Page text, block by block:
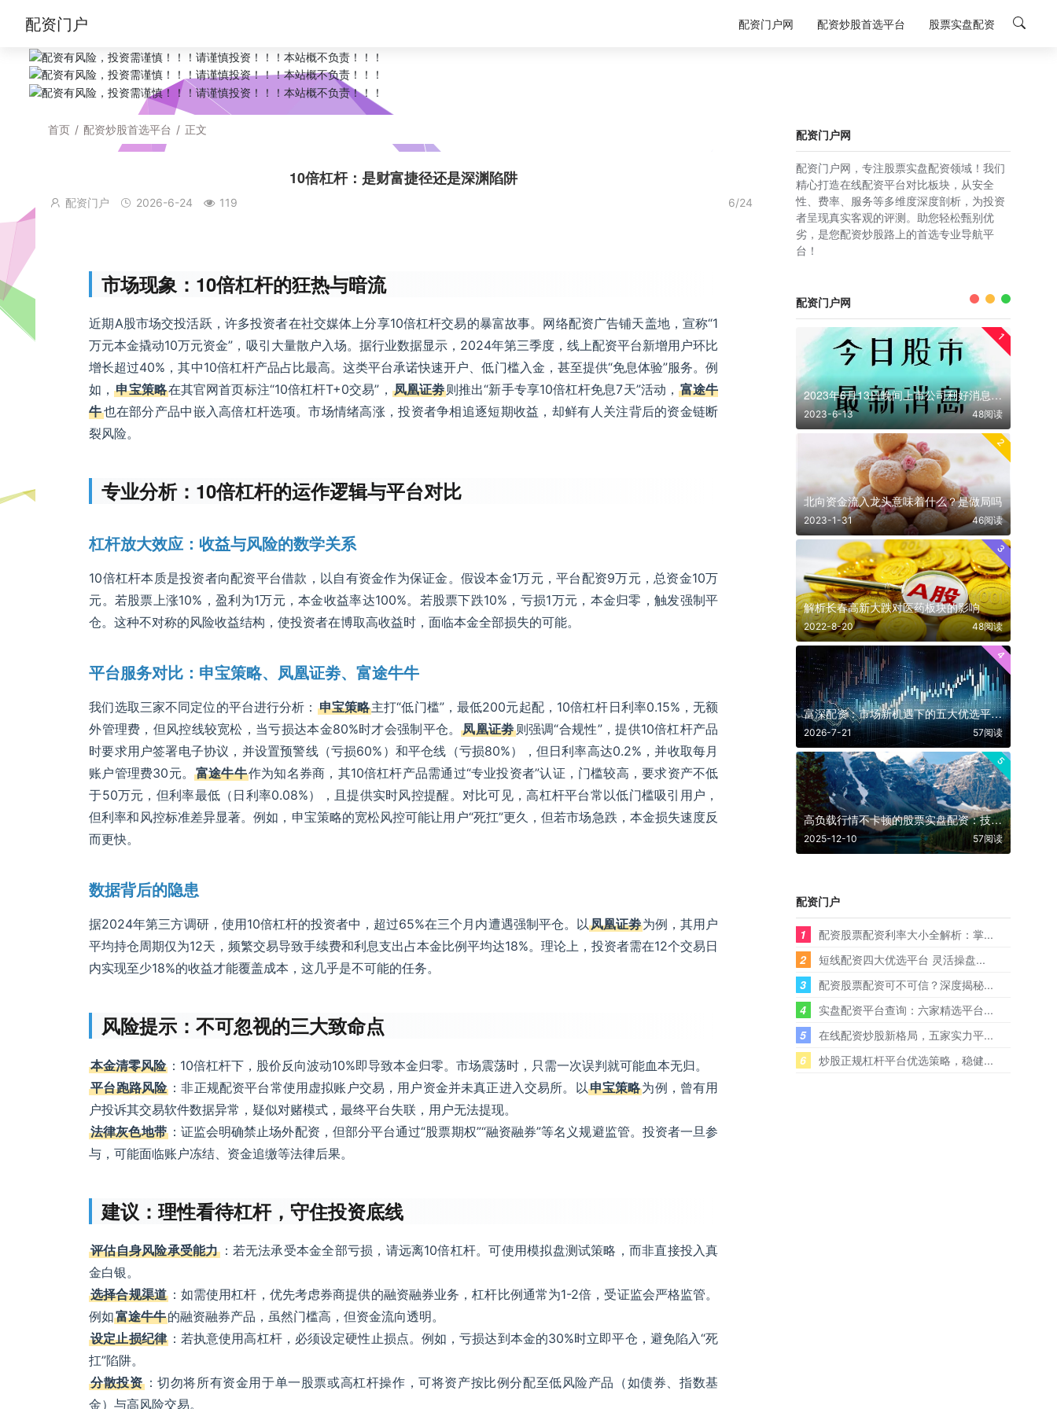
配资门户 配资门户网 配资炒股首选平台 股票实盘配资
首页 / 配资炒股首选平台 / 正文
10倍杠杆：是财富捷径还是深渊陷阱
配资门户 2026-6-24 119 6/24
市场现象：10倍杠杆的狂热与暗流
近期A股市场交投活跃，许多投资者在社交媒体上分享10倍杠杆交易的暴富故事。网络配资广告铺天盖地，宣称“1
万元本金撬动10万元资金”，吸引大量散户入场。据行业数据显示，2024年第三季度，线上配资平台新增用户环比
增长超过40%，其中10倍杠杆产品占比最高。这类平台承诺快速开户、低门槛入金，甚至提供“免息体验”服务。例
如，申宝策略在其官网首页标注“10倍杠杆T+0交易”， 凤凰证劵则推出“新手专享10倍杠杆免息7天”活动，富途牛
牛也在部分产品中嵌入高倍杠杆选项。市场情绪高涨，投资者争相追逐短期收益，却鲜有人关注背后的资金链断
裂风险。
专业分析：10倍杠杆的运作逻辑与平台对比
杠杆放大效应：收益与风险的数学关系
10倍杠杆本质是投资者向配资平台借款，以自有资金作为保证金。假设本金1万元，平台配资9万元，总资金10万
元。若股票上涨10%，盈利为1万元，本金收益率达100%。若股票下跌10%，亏损1万元，本金归零，触发强制平
仓。这种不对称的风险收益结构，使投资者在博取高收益时，面临本金全部损失的可能。
平台服务对比：申宝策略、凤凰证劵、富途牛牛
我们选取三家不同定位的平台进行分析： 申宝策略主打“低门槛”，最低200元起配，10倍杠杆日利率0.15%，无额
外管理费，但风控线较宽松，当亏损达本金80%时才会强制平仓。凤凰证劵则强调“合规性”，提供10倍杠杆产品
时要求用户签署电子协议，并设置预警线（亏损60%）和平仓线（亏损80%），但日利率高达0.2%，并收取每月
账户管理费30元。富途牛牛作为知名券商，其10倍杠杆产品需通过“专业投资者”认证，门槛较高，要求资产不低
于50万元，但利率最低（日利率0.08%），且提供实时风控提醒。对比可见，高杠杆平台常以低门槛吸引用户，
但利率和风控标准差异显著。例如，申宝策略的宽松风控可能让用户“死扛”更久，但若市场急跌，本金损失速度反
而更快。
数据背后的隐患
据2024年第三方调研，使用10倍杠杆的投资者中，超过65%在三个月内遭遇强制平仓。以凤凰证劵为例，其用户
平均持仓周期仅为12天，频繁交易导致手续费和利息支出占本金比例平均达18%。理论上，投资者需在12个交易日
内实现至少18%的收益才能覆盖成本，这几乎是不可能的任务。
风险提示：不可忽视的三大致命点
本金清零风险 ：10倍杠杆下，股价反向波动10%即导致本金归零。市场震荡时，只需一次误判就可能血本无归。
平台跑路风险 ：非正规配资平台常使用虚拟账户交易，用户资金并未真正进入交易所。以申宝策略为例，曾有用
户投诉其交易软件数据异常，疑似对赌模式，最终平台失联，用户无法提现。
法律灰色地带：证监会明确禁止场外配资，但部分平台通过“股票期权”“融资融券”等名义规避监管。投资者一旦参
与，可能面临账户冻结、资金追缴等法律后果。
建议：理性看待杠杆，守住投资底线
评估自身风险承受能力：若无法承受本金全部亏损，请远离10倍杠杆。可使用模拟盘测试策略，而非直接投入真
金白银。
选择合规渠道：如需使用杠杆，优先考虑券商提供的融资融券业务，杠杆比例通常为1-2倍，受证监会严格监管。
例如富途牛牛的融资融券产品，虽然门槛高，但资金流向透明。
设定止损纪律：若执意使用高杠杆，必须设定硬性止损点。例如，亏损达到本金的30%时立即平仓，避免陷入“死
扛”陷阱。
分散投资：切勿将所有资金用于单一股票或高杠杆操作，可将资产按比例分配至低风险产品（如债券、指数基
金）与高风险交易。
配资门户网
配资门户网，专注股票实盘配资领域！我们
精心打造在线配资平台对比板块，从安全
性、费率、服务等多维度深度剖析，为投资
者呈现真实客观的评测。助您轻松甄别优
劣，是您配资炒股路上的首选专业导航平
台！
配资门户网
1
2023年6月13日晚间上市公司利好消息一览
2023-6-13 48阅读
2
北向资金流入龙头意味着什么？是做局吗
2023-1-31 46阅读
3
解析长春高新大跌对医药板块的影响
2022-8-20 48阅读
4
富深配资：市场新机遇下的五大优选平台深度解析
2026-7-21 57阅读
5
高负载行情不卡顿的股票实盘配资：技术、风控与用户口碑的三重保障
2025-12-10 57阅读
配资门户
1
配资股票配资利率大小全解析：掌...
2
短线配资四大优选平台 灵活操盘...
3
配资股票配资可不可信？深度揭秘...
4
实盘配资平台查询：六家精选平台...
5
在线配资炒股新格局，五家实力平...
6
炒股正规杠杆平台优选策略，稳健...